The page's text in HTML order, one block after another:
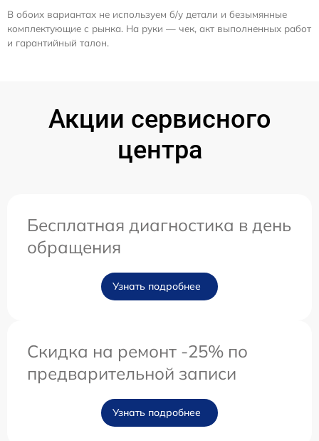
В обоих вариантах не используем б/у детали и безымянные
комплектующие с рынка. На руки — чек, акт выполненных работ
и гарантийный талон.
Акции сервисного
центра
Бесплатная диагностика в день
обращения
Узнать подробнее
Скидка на ремонт -25% по
предварительной записи
Узнать подробнее